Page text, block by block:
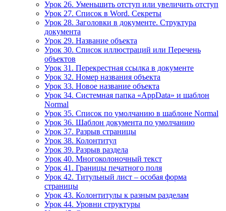
Урок 26. Уменьшить отступ или увеличить отступ
Урок 27. Список в Word. Секреты
Урок 28. Заголовки в документе. Структура
документа
Урок 29. Название объекта
Урок 30. Список иллюстраций или Перечень
объектов
Урок 31. Перекрестная ссылка в документе
Урок 32. Номер названия объекта
Урок 33. Новое название объекта
Урок 34. Системная папка «AppData» и шаблон
Normal
Урок 35. Список по умолчанию в шаблоне Normal
Урок 36. Шаблон документа по умолчанию
Урок 37. Разрыв страницы
Урок 38. Колонтитул
Урок 39. Разрыв раздела
Урок 40. Многоколоночный текст
Урок 41. Границы печатного поля
Урок 42. Титульный лист – особая форма
страницы
Урок 43. Колонтитулы к разным разделам
Урок 44. Уровни структуры